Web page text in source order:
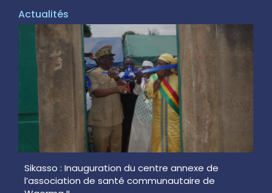
Actualités
Sikasso : Inauguration du centre annexe de
l’association de santé communautaire de